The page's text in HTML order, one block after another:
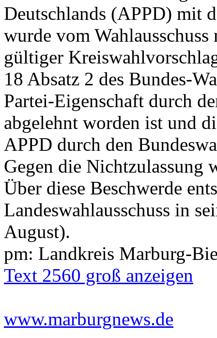
Deutschlands (APPD) mit
wurde vom
gültiger
18 Absatz 2 des Bundes-
Partei-Eigenschaft durch
abgelehnt worden ist und
APPD durch den
Gegen die Nichtzulassung
Über diese Beschwerde
Landeswahlausschuss in
August).
pm: Landkreis Marburg-
Text 2560 groß anzeigen
www.marburgnews.de